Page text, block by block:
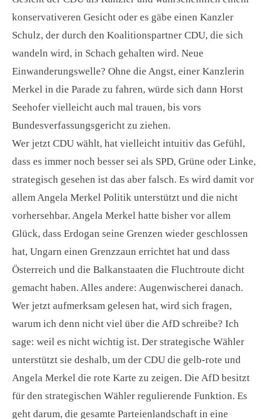
konservativeren Gesicht oder es gäbe einen Kanzler
Schulz, der durch den Koalitionspartner CDU, die sich
wandeln wird, in Schach gehalten wird. Neue
Einwanderungswelle? Ohne die Angst, einer Kanzlerin
Merkel in die Parade zu fahren, würde sich dann Horst
Seehofer vielleicht auch mal trauen, bis vors
Bundesverfassungsgericht zu ziehen.
Wer jetzt CDU wählt, hat vielleicht intuitiv das Gefühl,
dass es immer noch besser sei als SPD, Grüne oder Linke,
strategisch gesehen ist das aber falsch. Es wird damit vor
allem Angela Merkel Politik unterstützt und die nicht
vorhersehbar. Angela Merkel hatte bisher vor allem
Glück, dass Erdogan seine Grenzen wieder geschlossen
hat, Ungarn einen Grenzzaun errichtet hat und dass
Österreich und die Balkanstaaten die Fluchtroute dicht
gemacht haben. Alles andere: Augenwischerei danach.
Wer jetzt aufmerksam gelesen hat, wird sich fragen,
warum ich denn nicht viel über die AfD schreibe? Ich
sage: weil es nicht wichtig ist. Der strategische Wähler
unterstützt sie deshalb, um der CDU die gelb-rote und
Angela Merkel die rote Karte zu zeigen. Die AfD besitzt
für den strategischen Wähler regulierende Funktion. Es
geht darum, die gesamte Parteienlandschaft in eine